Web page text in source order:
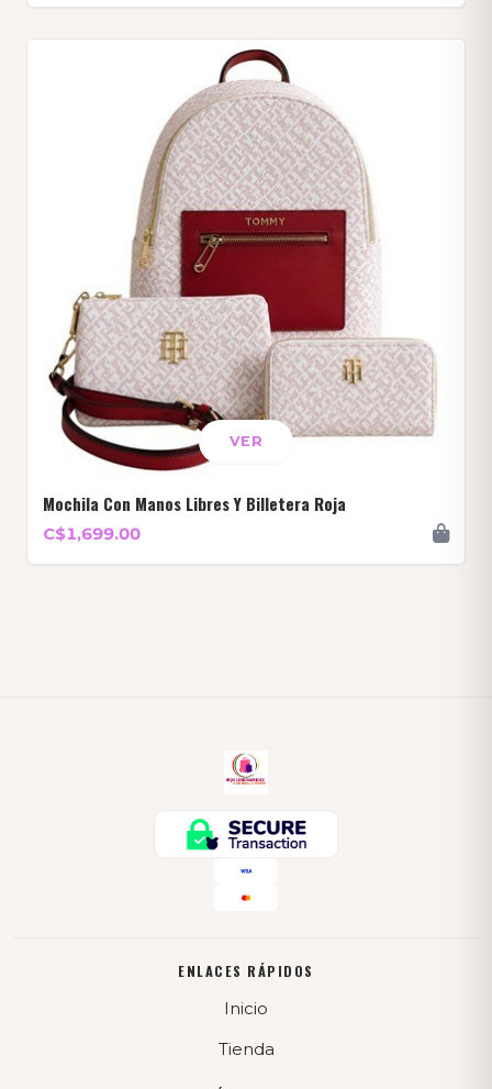
VER
Mochila Con Manos Libres Y Billetera Roja
C$1,699.00
ENLACES RÁPIDOS
Inicio
Tienda